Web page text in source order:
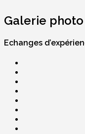
Galerie photo
Echanges